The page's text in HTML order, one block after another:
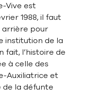
Vive est
1988, il faut
arrière pour
institution de la
fait, l’histoire de
à celle des
Auxiliatrice et
de la défunte